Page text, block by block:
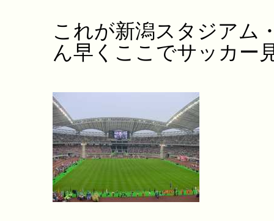
これが新潟スタジアム
ん早くここでサッカー